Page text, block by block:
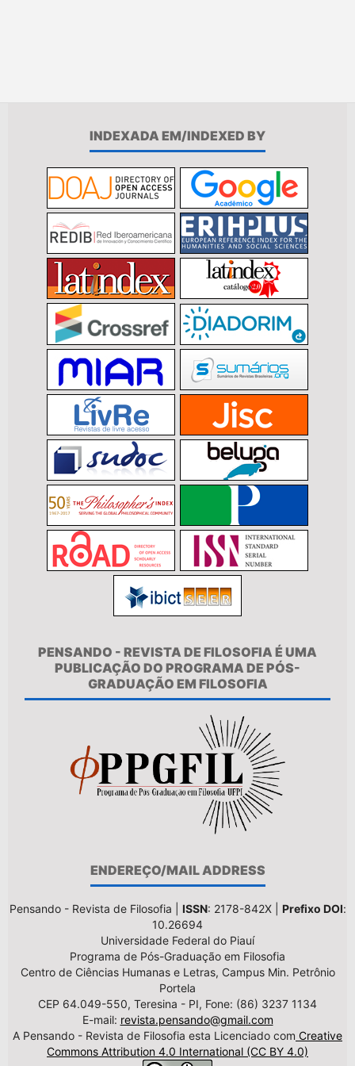
INDEXADA EM/INDEXED BY
PENSANDO - REVISTA DE FILOSOFIA É UMA
PUBLICAÇÃO DO PROGRAMA DE PÓS-
GRADUAÇÃO EM FILOSOFIA
ENDEREÇO/MAIL ADDRESS
Pensando - Revista de Filosofia | ISSN: 2178-842X | Prefixo DOI:
10.26694
Universidade Federal do Piauí
Programa de Pós-Graduação em Filosofia
Centro de Ciências Humanas e Letras, Campus Min. Petrônio
Portela
CEP 64.049-550, Teresina - PI, Fone: (86) 3237 1134
E-mail: revista.pensando@gmail.com
A Pensando - Revista de Filosofia esta Licenciado com Creative
Commons Attribution 4.0 International (CC BY 4.0)